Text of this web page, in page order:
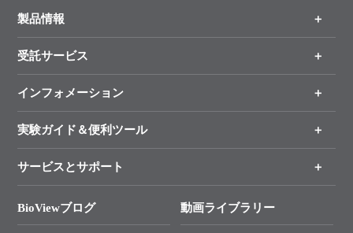
製品情報
製品一覧
手法から製品を探す
新製品情報
受託サービス
オンライン注文
インフォメーション
キャンペーン
タカラバイオ各種会員募集のお知らせ
終売製品のお知らせ
実験ガイド＆便利ツール
リアルタイムPCR実験のススメ
幹細胞・再生医療研究ガイド
サービスとサポート
総合お問い合わせ
BioViewブログ 動画ライブラリー